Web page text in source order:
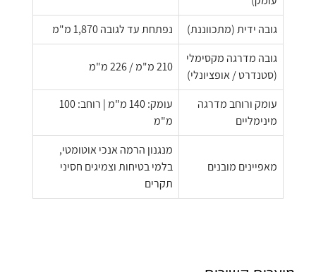
גובה ידית (מתכווננת)
נפתחת עד לגובה 1,870 מ"מ
גובה מדרגה מקסימלי
(סטנדרט / אופציונלי)
210 מ"מ / 226 מ"מ
עומק ורוחב מדרגה
מינימליים
עומק: 140 מ"מ | רוחב: 100
מ"מ
מאפיינים מובנים
מנגנון הרמה אנכי אוטומטי,
בלמי בטיחות וצמיגים חסיני
תקרים